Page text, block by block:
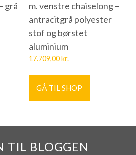
grå
m. venstre chaiselong –
antracitgrå polyester
stof og børstet
aluminium
17.709,00kr.
GÅ TIL SHOP
TIL BLOGGEN